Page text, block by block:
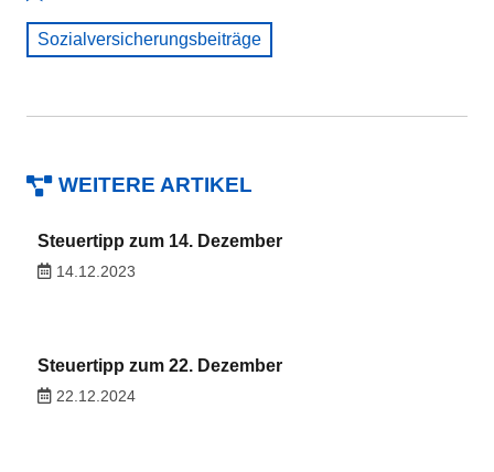
Sozialversicherungsbeiträge
WEITERE ARTIKEL
Steuertipp zum 14. Dezember
14.12.2023
Steuertipp zum 22. Dezember
22.12.2024